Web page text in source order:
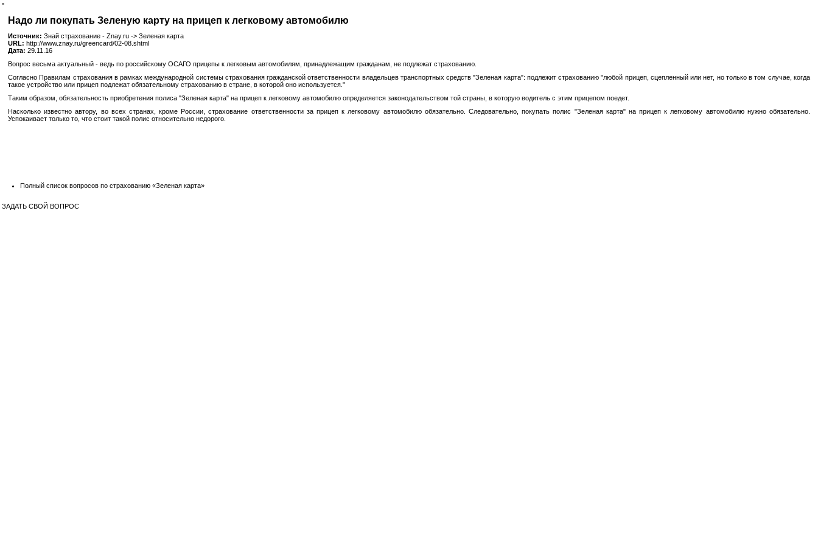
"
Надо ли покупать Зеленую карту на прицеп к легковому автомобилю
Источник: Знай страхование - Znay.ru -> Зеленая карта
URL: http://www.znay.ru/greencard/02-08.shtml
Дата: 29.11.16
Вопрос весьма актуальный - ведь по российскому ОСАГО прицепы к легковым автомобилям, принадлежащим гражданам, не подлежат страхованию.
СогласноПравилам страхования в рамках международной системы страхования гражданской ответственности владельцев транспортных средств "Зеленая карта": подлежит страхованию "любой прицеп, сцепленный или нет, но только в том случае, когда
такое устройство или прицеп подлежат обязательному страхованию в стране, в которой оно используется."
Таким образом, обязательность приобретения полиса "Зеленая карта" на прицеп к легковому автомобилю определяется законодательством той страны, в которую водитель с этим прицепом поедет.
Насколько известно автору, во всех странах, кроме России, страхование ответственности за прицеп к легковому автомобилю обязательно. Следовательно, покупать полис "Зеленая карта" на прицеп к легковому автомобилю нужно обязательно.
Успокаивает только то, что стоит такой полис относительно недорого.
Полный список вопросов по страхованию «Зеленая карта»
ЗАДАТЬ СВОЙ ВОПРОС